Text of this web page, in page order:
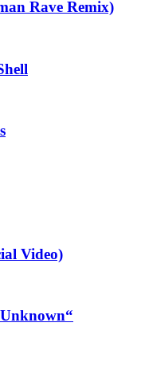
Rave Remix)
Video)